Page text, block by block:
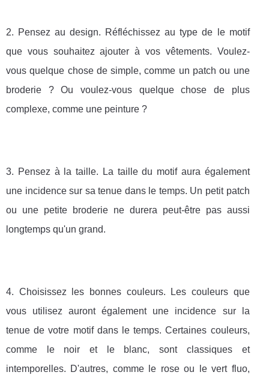
2. Pensez au design. Réfléchissez au type de le motif
que vous souhaitez ajouter à vos vêtements. Voulez-
vous quelque chose de simple, comme un patch ou une
broderie ? Ou voulez-vous quelque chose de plus
complexe, comme une peinture ?
3. Pensez à la taille. La taille du motif aura également
une incidence sur sa tenue dans le temps. Un petit patch
ou une petite broderie ne durera peut-être pas aussi
longtemps qu'un grand.
4. Choisissez les bonnes couleurs. Les couleurs que
vous utilisez auront également une incidence sur la
tenue de votre motif dans le temps. Certaines couleurs,
comme le noir et le blanc, sont classiques et
intemporelles. D'autres, comme le rose ou le vert fluo,